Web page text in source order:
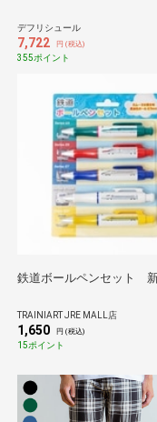
デフリシュール
7,722 円 (税込)
355ポイント
鉄道ボールペンセット
TRAINIART JRE MALL店
1,650 円 (税込)
15ポイント